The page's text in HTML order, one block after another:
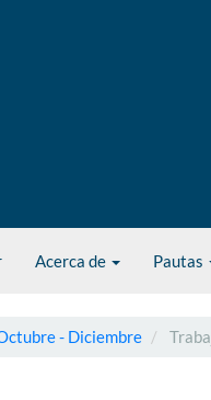
Acerca de Pautas
- Diciembre